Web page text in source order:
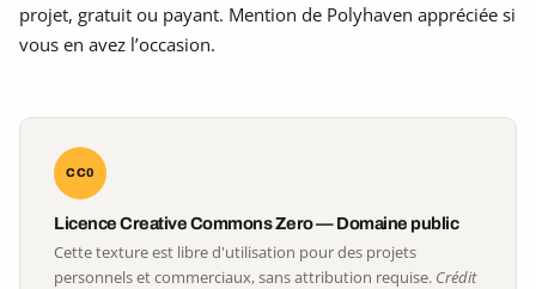
projet, gratuit ou payant. Mention de Polyhaven appréciée si
vous en avez l’occasion.
CC0
Licence Creative Commons Zero — Domaine public
Cette texture est libre d'utilisation pour des projets
personnels et commerciaux, sans attribution requise. Crédit